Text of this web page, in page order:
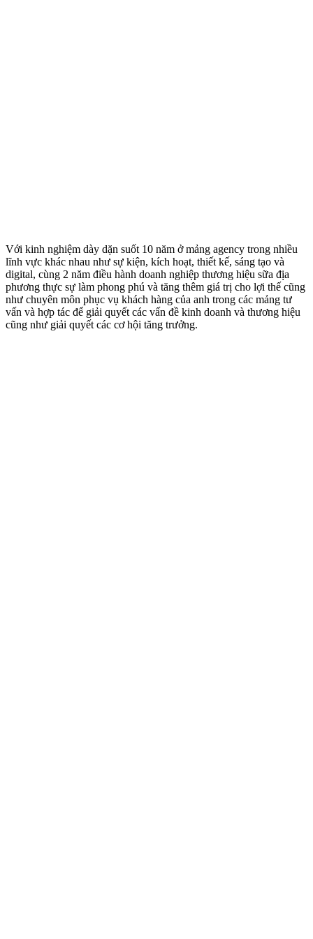
Với kinh nghiệm dày dặn suốt 10 năm ở mảng agency trong nhiều
lĩnh vực khác nhau như sự kiện, kích hoạt, thiết kế, sáng tạo và
digital, cùng 2 năm điều hành doanh nghiệp thương hiệu sữa địa
phương thực sự làm phong phú và tăng thêm giá trị cho lợi thế cũng
như chuyên môn phục vụ khách hàng của anh trong các mảng tư
vấn và hợp tác để giải quyết các vấn đề kinh doanh và thương hiệu
cũng như giải quyết các cơ hội tăng trưởng.